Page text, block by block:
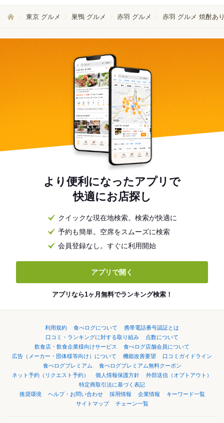
東京 グルメ 巣鴨 グルメ 赤羽 グルメ 赤羽 グルメ 焼酎あ
より便利になったアプリで
快適にお店探し
クイックな現在地検索。検索が快適に
予約も簡単。空席をスムーズに検索
会員登録なし。すぐに利用開始
アプリで開く
アプリなら1ヶ月無料でランキング検索！
利用規約 食べログについて
携帯電話番号認証とは
口コミ・ランキングに対する取り組み
点数について
飲食店・飲食企業様向けサービス
食べログ店舗会員について
広告（メーカー・団体様等向け）について
機能改善要望
口コミガイドライン
食べログプレミアム
食べログプレミアム無料クーポン
ネット予約（リクエスト予約）
個人情報保護方針
外部送信（オプトアウト）
特定商取引法に基づく表記
推奨環境
ヘルプ・お問い合わせ 採用情報 企業情報
キーワード一覧
サイトマップ
チェーン一覧